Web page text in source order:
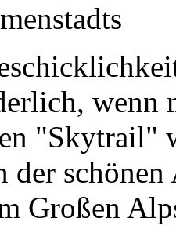
wenn
"Skytrail"
der
Großen